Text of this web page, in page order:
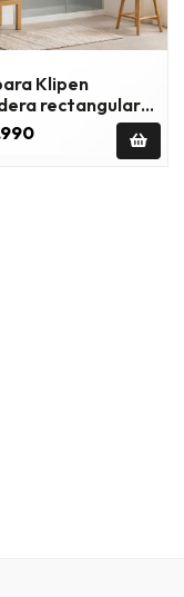
Klipen
rectangular
cm vidrio